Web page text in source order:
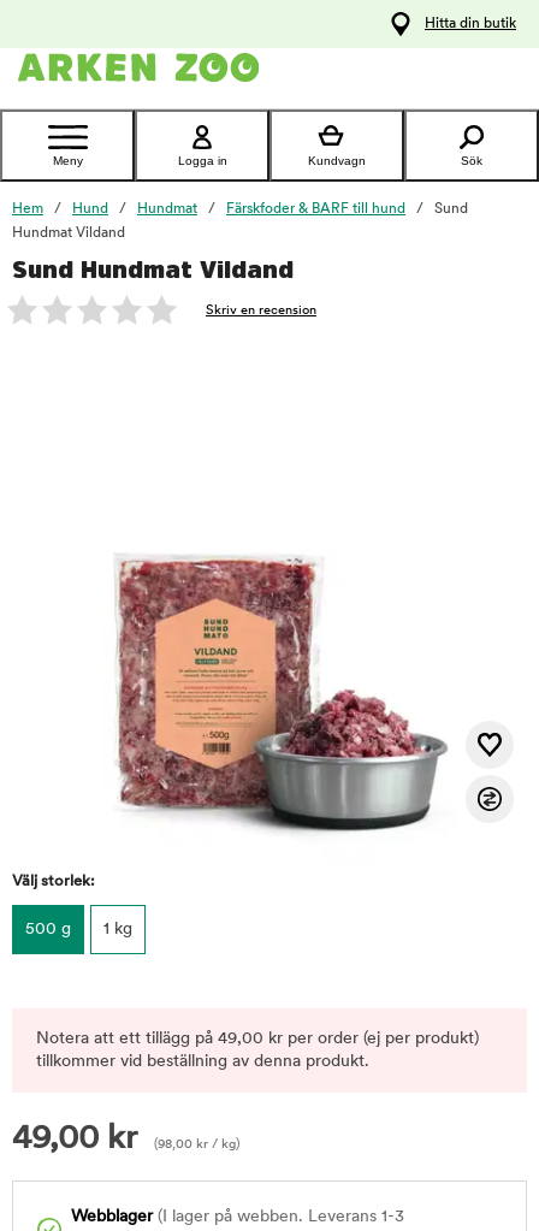
Kontakta
Hitta din butik
Meny Logga in Kundvagn Sök
Hem Hund Hundmat Färskfoder & BARF till hund
Sund
Hundmat Vildand
Sund Hundmat Vildand
Skriv en recension
Välj storlek:
500 g 1 kg
Notera att ett tillägg på 49,00 kr per order (ej per produkt)
tillkommer vid beställning av denna produkt.
49,00 kr (98,00 kr / kg)
Webblager(I lager på webben. Leverans 1-3
foo